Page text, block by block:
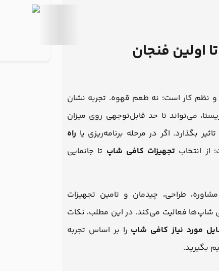
اولین فنجان
و نظم کار است؛ نه طعم قهوه. تجربه نشان
می‌تواند تا حد قابل‌توجهی روی میزان
بگذارد. اگر در مرحله برنامه‌ریزی یا راه
انتخاب تجهیزات کافی شاپ تا جانمایی
طراحی، چیدمان و تامین تجهیزات
شاپ‌ها فعالیت می‌کند. در این مطلب، نکات
مورد نیاز کافی شاپ را بر اساس تجربه
بگیرید.